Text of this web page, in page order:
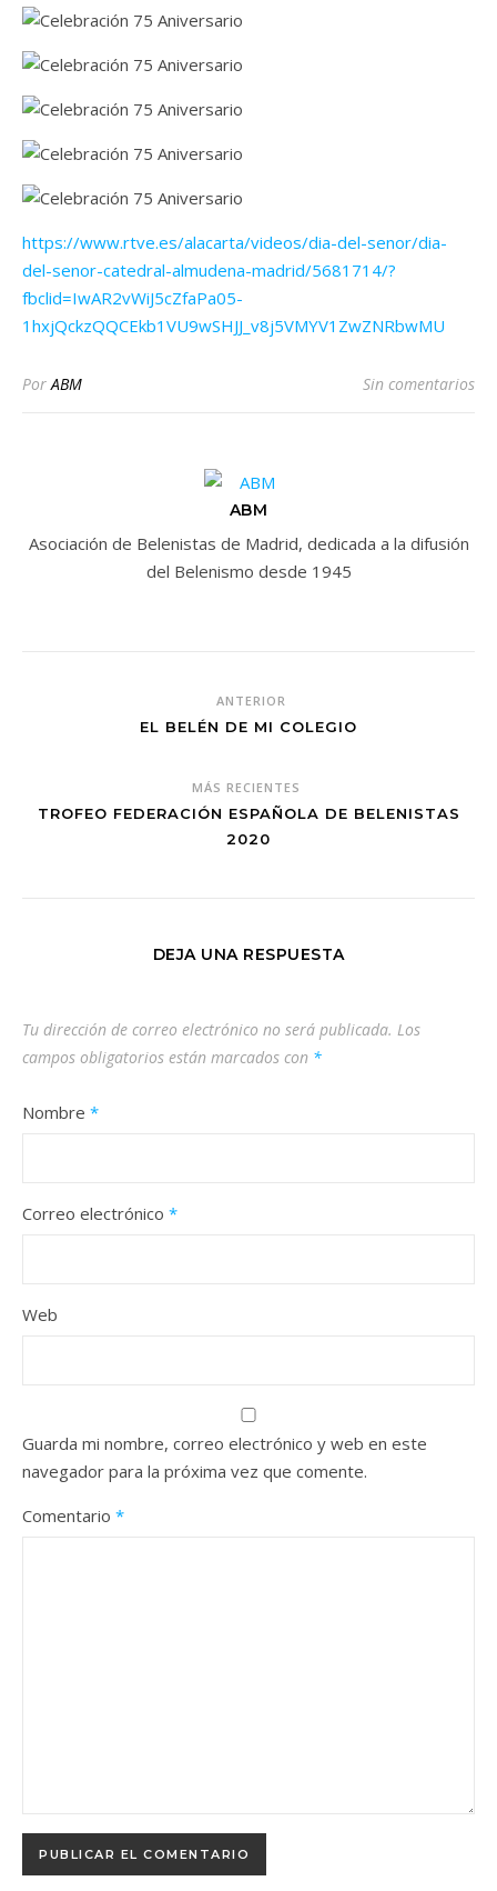
https://www.rtve.es/alacarta/videos/dia-del-senor/dia-
del-senor-catedral-almudena-madrid/5681714/?
fbclid=IwAR2vWiJ5cZfaPa05-
1hxjQckzQQCEkb1VU9wSHJJ_v8j5VMYV1ZwZNRbwMU
PorABM Sin comentarios
ABM
Asociación de Belenistas de Madrid, dedicada a la difusión
del Belenismo desde 1945
ANTERIOR
EL BELÉN DE MI COLEGIO
MÁS RECIENTES
TROFEO FEDERACIÓN ESPAÑOLA DE BELENISTAS
2020
DEJA UNA RESPUESTA
Tu dirección de correo electrónico no será publicada. Los
campos obligatorios están marcados con *
Nombre *
Correo electrónico *
Web
Guarda mi nombre, correo electrónico y web en este
navegador para la próxima vez que comente.
Comentario *